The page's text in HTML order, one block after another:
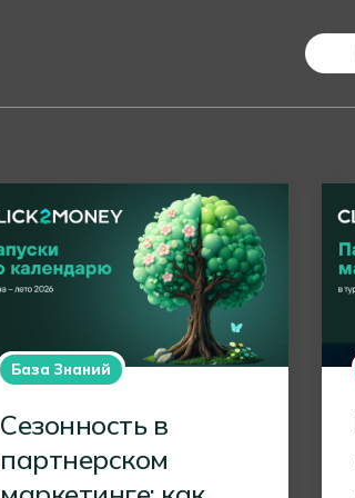
База Знаний
Сезонность в
партнерском